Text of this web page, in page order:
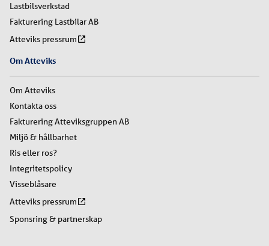
Lastbilsverkstad
Fakturering Lastbilar AB
Atteviks pressrum
Om Atteviks
Om Atteviks
Kontakta oss
Fakturering Atteviksgruppen AB
Miljö & hållbarhet
Ris eller ros?
Integritetspolicy
Visseblåsare
Atteviks pressrum
Sponsring & partnerskap